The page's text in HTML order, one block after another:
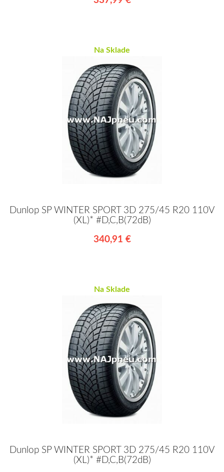
Na Sklade
Dunlop SP WINTER SPORT 3D 275/45 R20 110V
(XL)* #D,C,B(72dB)
340,91 €
Na Sklade
Dunlop SP WINTER SPORT 3D 275/45 R20 110V
(XL)* #D,C,B(72dB)